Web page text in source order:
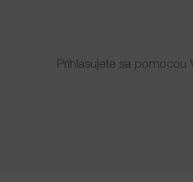
Prihlasujete sa pomocou